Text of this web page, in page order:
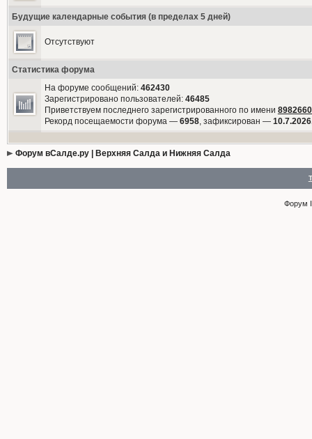
Будущие календарные события (в пределах 5 дней)
Отсутствуют
Статистика форума
На форуме сообщений: 462430
Зарегистрировано пользователей: 46485
Приветствуем последнего зарегистрированного по имени
Рекорд посещаемости форума — 6958, зафиксирован —
Форум вСалде.ру | Верхняя Салда и Нижняя Салда
Форум